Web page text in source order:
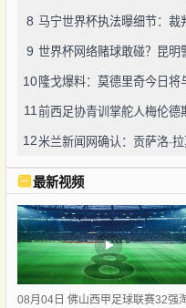
8 马宁世界杯执法曝细节：裁
9
10 隆戈爆料：莫德里奇今日将
11
12
最新视频
08月04日 佛山西甲足球联赛32强